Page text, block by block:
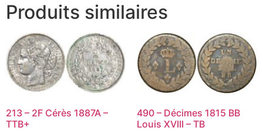
Produits similaires
213 – 2F Cérès 1887A –
TTB+
490 – Décimes 1815 BB
Louis XVIII – TB